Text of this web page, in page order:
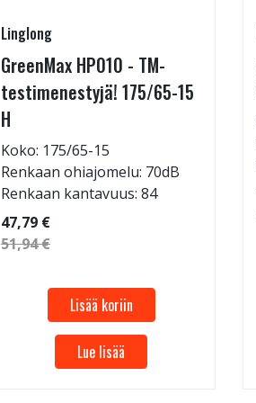
Linglong
GreenMax HP010 - TM-
testimenestyjä! 175/65-15
H
Koko: 175/65-15
Renkaan ohiajomelu: 70dB
Renkaan kantavuus: 84
47,79 €
51,94 €
Lisää koriin
Lue lisää